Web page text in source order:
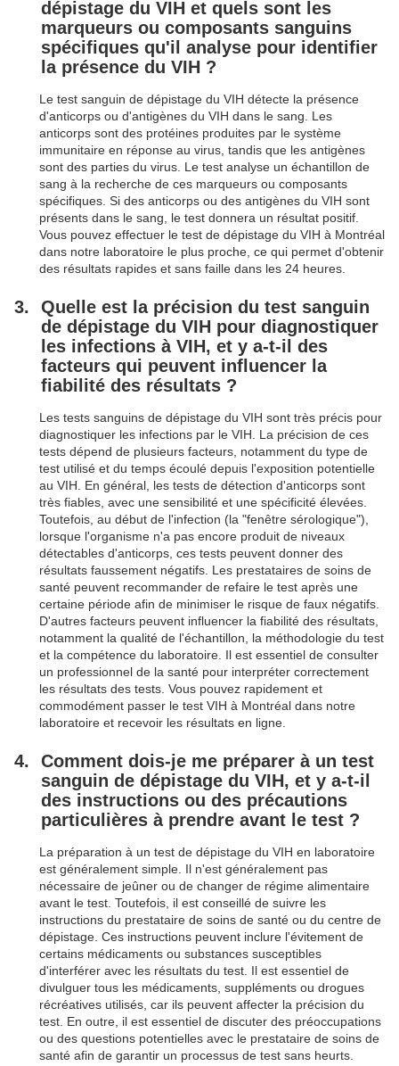
dépistage du VIH et quels sont les
marqueurs ou composants sanguins
spécifiques qu'il analyse pour identifier
la présence du VIH ?
Le test sanguin de dépistage du VIH détecte la présence
d'anticorps ou d'antigènes du VIH dans le sang. Les
anticorps sont des protéines produites par le système
immunitaire en réponse au virus, tandis que les antigènes
sont des parties du virus. Le test analyse un échantillon de
sang à la recherche de ces marqueurs ou composants
spécifiques. Si des anticorps ou des antigènes du VIH sont
présents dans le sang, le test donnera un résultat positif.
Vous pouvez effectuer le test de dépistage du VIH à Montréal
dans notre laboratoire le plus proche, ce qui permet d'obtenir
des résultats rapides et sans faille dans les 24 heures.
Quelle est la précision du test sanguin
de dépistage du VIH pour diagnostiquer
les infections à VIH, et y a-t-il des
facteurs qui peuvent influencer la
fiabilité des résultats ?
Les tests sanguins de dépistage du VIH sont très précis pour
diagnostiquer les infections par le VIH. La précision de ces
tests dépend de plusieurs facteurs, notamment du type de
test utilisé et du temps écoulé depuis l'exposition potentielle
au VIH. En général, les tests de détection d'anticorps sont
très fiables, avec une sensibilité et une spécificité élevées.
Toutefois, au début de l'infection (la "fenêtre sérologique"),
lorsque l'organisme n'a pas encore produit de niveaux
détectables d'anticorps, ces tests peuvent donner des
résultats faussement négatifs. Les prestataires de soins de
santé peuvent recommander de refaire le test après une
certaine période afin de minimiser le risque de faux négatifs.
D'autres facteurs peuvent influencer la fiabilité des résultats,
notamment la qualité de l'échantillon, la méthodologie du test
et la compétence du laboratoire. Il est essentiel de consulter
un professionnel de la santé pour interpréter correctement
les résultats des tests. Vous pouvez rapidement et
commodément passer le test VIH à Montréal dans notre
laboratoire et recevoir les résultats en ligne.
Comment dois-je me préparer à un test
sanguin de dépistage du VIH, et y a-t-il
des instructions ou des précautions
particulières à prendre avant le test ?
La préparation à un test de dépistage du VIH en laboratoire
est généralement simple. Il n'est généralement pas
nécessaire de jeûner ou de changer de régime alimentaire
avant le test. Toutefois, il est conseillé de suivre les
instructions du prestataire de soins de santé ou du centre de
dépistage. Ces instructions peuvent inclure l'évitement de
certains médicaments ou substances susceptibles
d'interférer avec les résultats du test. Il est essentiel de
divulguer tous les médicaments, suppléments ou drogues
récréatives utilisés, car ils peuvent affecter la précision du
test. En outre, il est essentiel de discuter des préoccupations
ou des questions potentielles avec le prestataire de soins de
santé afin de garantir un processus de test sans heurts.